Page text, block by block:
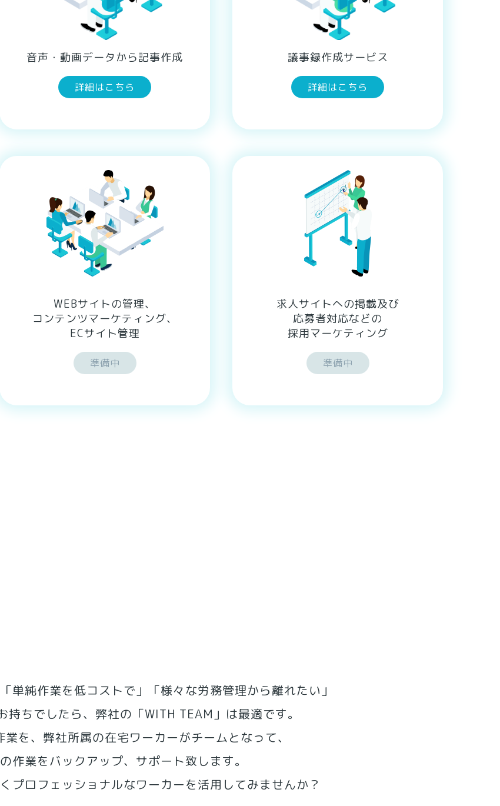
音声・動画データから記事作成
詳細はこちら
議事録作成サービス
詳細はこちら
WEBサイトの管理、
コンテンツマーケティング、
ECサイト管理
準備中
求人サイトへの掲載及び
応募者対応などの
採用マーケティング
準備中
単純作業を低コストで」「様々な労務管理から離れたい」
持ちでしたら、弊社の「WITH TEAM」は最適です。
を、弊社所属の在宅ワーカーがチームとなって、
作業をバックアップ、サポート致します。
プロフェッショナルなワーカーを活用してみませんか？